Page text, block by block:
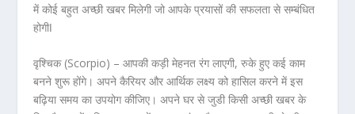
में कोई बहुत अच्छी खबर मिलेगी जो आपके प्रयासों की सफलता से सम्बंधित
होगीǀ
वृश्चिक (Scorpio) –आपकी कड़ी मेहनत रंग लाएगी, रुके हुए कई काम
बनने शुरू होंगे। अपने कैरियर और आर्थिक लक्ष्य को हासिल करने में इस
बढ़िया समय का उपयोग कीजिए। अपने घर से जुडी किसी अच्छी खबर के